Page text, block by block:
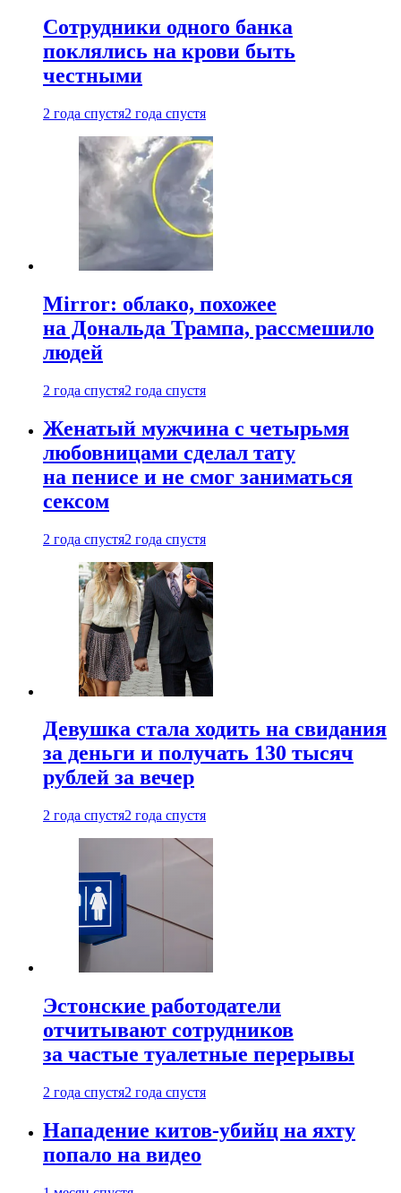
Сотрудники одного банка
поклялись на крови быть
честными
2 года спустя2 года спустя
Mirror: облако, похожее
на Дональда Трампа, рассмешило
людей
2 года спустя2 года спустя
Женатый мужчина с четырьмя
любовницами сделал тату
на пенисе и не смог заниматься
сексом
2 года спустя2 года спустя
Девушка стала ходить на свидания
за деньги и получать 130 тысяч
рублей за вечер
2 года спустя2 года спустя
Эстонские работодатели
отчитывают сотрудников
за частые туалетные перерывы
2 года спустя2 года спустя
Нападение китов-убийц на яхту
попало на видео